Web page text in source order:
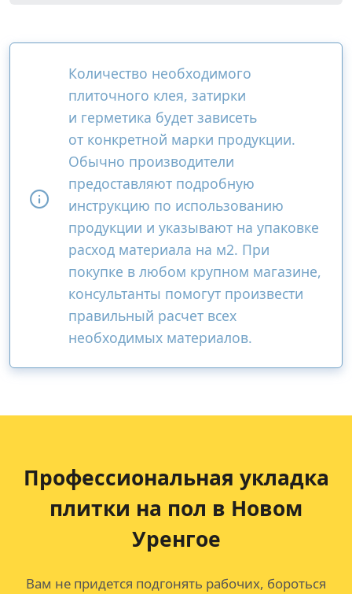
Количество необходимого
плиточного клея, затирки
и герметика будет зависеть
от конкретной марки продукции.
Обычно производители
предоставляют подробную
инструкцию по использованию
продукции и указывают на упаковке
расход материала на м2. При
покупке в любом крупном магазине,
консультанты помогут произвести
правильный расчет всех
необходимых материалов.
Профессиональная укладка
плитки на пол в Новом
Уренгое
Вам не придется подгонять рабочих, бороться